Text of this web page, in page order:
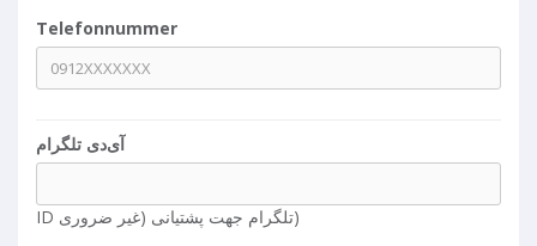
Telefonnummer
آی‌دی تلگرام
ID تلگرام جهت پشتیانی (غیر ضروری)